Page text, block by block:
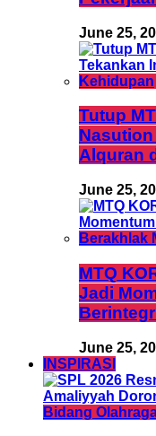
June 25,
Tutup
Alquran
June 25,
MTQ
Jadi
June 25,
INSPIRASI